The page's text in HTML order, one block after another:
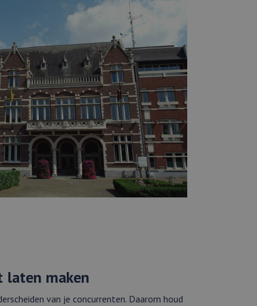
laten maken
van je concurrenten. Daarom houd